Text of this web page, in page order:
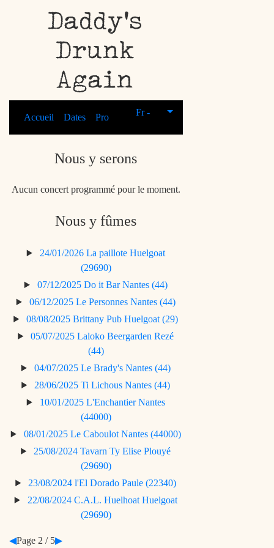
Daddy's
Drunk
Again
Accueil Dates Pro Fr -
Nous y serons
Aucun concert programmé pour le moment.
Nous y fûmes
24/01/2026 La paillote Huelgoat
(29690)
07/12/2025 Do it Bar Nantes (44)
06/12/2025 Le Personnes Nantes (44)
08/08/2025 Brittany Pub Huelgoat (29)
05/07/2025 Laloko Beergarden Rezé
(44)
04/07/2025 Le Brady's Nantes (44)
28/06/2025 Ti Lichous Nantes (44)
10/01/2025 L'Enchantier Nantes
(44000)
08/01/2025 Le Caboulot Nantes (44000)
25/08/2024 Tavarn Ty Elise Plouyé
(29690)
23/08/2024 l'El Dorado Paule (22340)
22/08/2024 C.A.L. Huelhoat Huelgoat
(29690)
◀Page 2 / 5▶